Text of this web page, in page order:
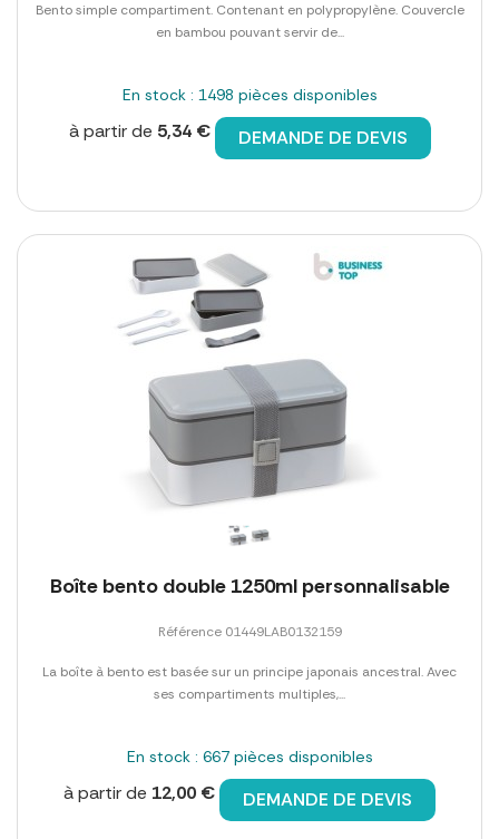
Bento simple compartiment. Contenant en polypropylène. Couvercle
en bambou pouvant servir de...
En stock : 1498 pièces disponibles
à partir de 5,34 € DEMANDE DE DEVIS
Boîte bento double 1250ml personnalisable
Référence 01449LAB0132159
La boîte à bento est basée sur un principe japonais ancestral. Avec
ses compartiments multiples,...
En stock : 667 pièces disponibles
à partir de 12,00 € DEMANDE DE DEVIS